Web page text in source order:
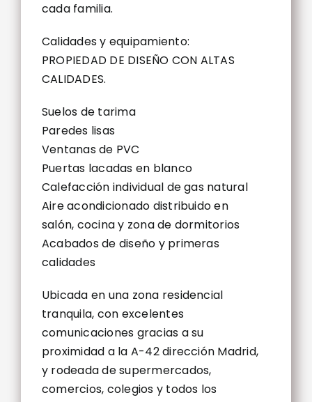
cada familia.
Calidades y equipamiento:
PROPIEDAD DE DISEÑO CON ALTAS
CALIDADES.
Suelos de tarima
Paredes lisas
Ventanas de PVC
Puertas lacadas en blanco
Calefacción individual de gas natural
Aire acondicionado distribuido en
salón, cocina y zona de dormitorios
Acabados de diseño y primeras
calidades
Ubicada en una zona residencial
tranquila, con excelentes
comunicaciones gracias a su
proximidad a la A-42 dirección Madrid,
y rodeada de supermercados,
comercios, colegios y todos los